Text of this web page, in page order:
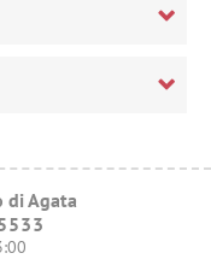
di Agata